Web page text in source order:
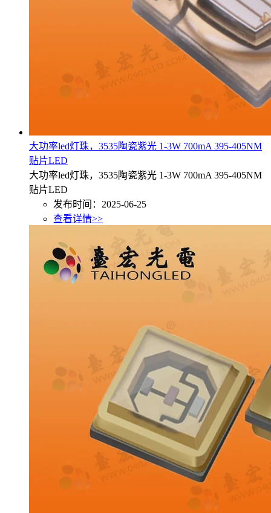
大功率led灯珠，3535陶瓷紫光 1-3W 700mA 395-405NM
贴片LED
大功率led灯珠，3535陶瓷紫光 1-3W 700mA 395-405NM
贴片LED
发布时间：2025-06-25
查看详情>>